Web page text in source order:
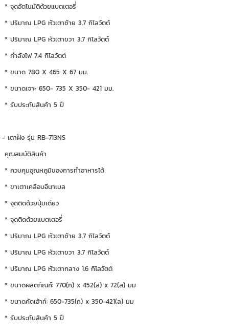
* จุดอัตโนมัติด้วยแบตเตอรี่
* ปริมาณ LPG หัวเตาซ้าย 3.7 กิโลวัตต์
* ปริมาณ LPG หัวเตาขวา 3.7 กิโลวัตต์
* กำลังไฟ 7.4 กิโลวัตต์
* ขนาด 780 X 465 X 67 มม.
* ขนาดเจาะ 650- 735 X 350- 421 มม.
* รับประกันสินค้า 5 ปี
- เตาฝัง รุ่น RB-713NS
คุณสมบัติสินค้า
* ควบคุมอุณหภูมิของการทำอาหารได้
* ขาเตาเคลือบอีนาเมล
* จุดติดด้วยปุ่มเดียว
* จุดติดด้วยแบตเตอรี่
* ปริมาณ LPG หัวเตาซ้าย 3.7 กิโลวัตต์
* ปริมาณ LPG หัวเตาขวา 3.7 กิโลวัตต์
* ปริมาณ LPG หัวเตากลาง 1.6 กิโลวัตต์
* ขนาดผลิตภัณฑ์: 770(ก) x 452(ล) x 72(ส) มม
* ขนาดคัดเอ้าท์: 650-735(ก) x 350-421(ล) มม
* รับประกันสินค้า 5 ปี